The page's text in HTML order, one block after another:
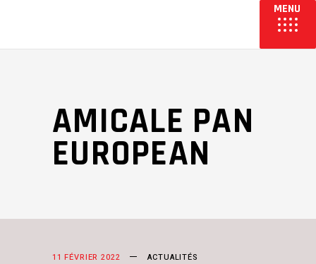
AMICALE PAN
EUROPEAN
11 FÉVRIER 2022 ACTUALITÉS